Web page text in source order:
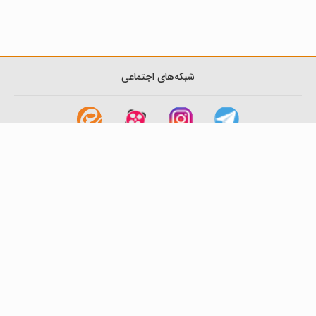
شبکه‌های اجتماعی